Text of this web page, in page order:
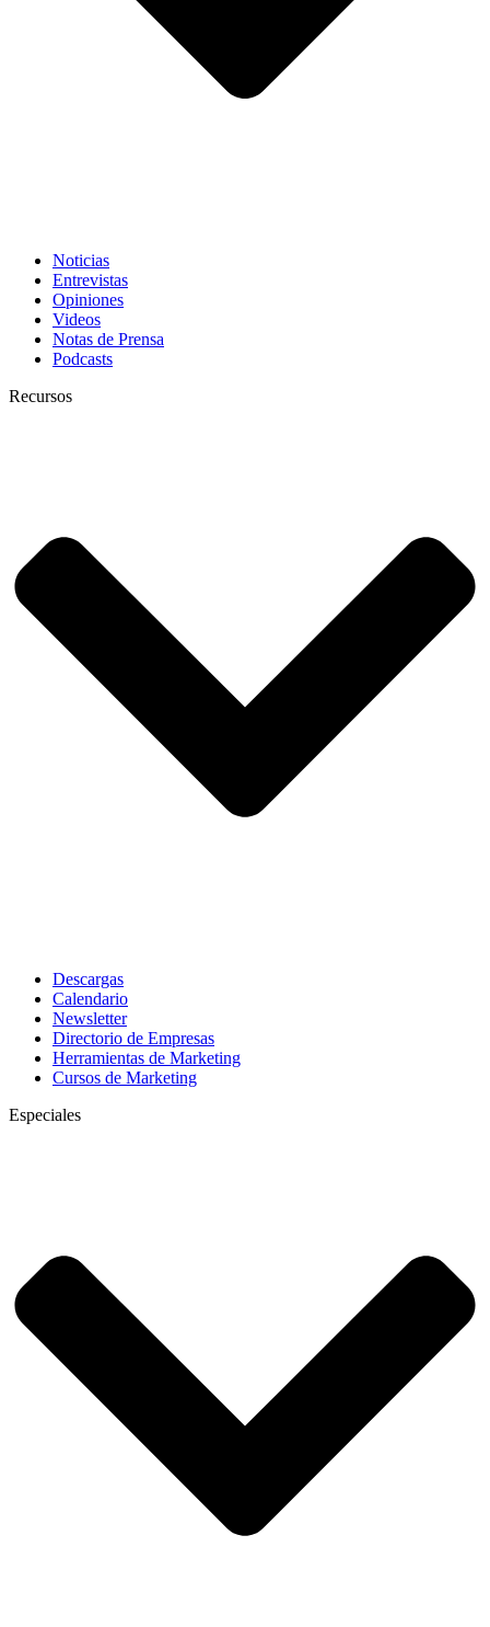
Noticias
Entrevistas
Opiniones
Videos
Notas de Prensa
Podcasts
Recursos
Descargas
Calendario
Newsletter
Directorio de Empresas
Herramientas de Marketing
Cursos de Marketing
Especiales